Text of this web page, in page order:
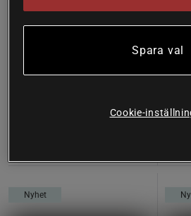
OAK Skivstångspaket Dam 15
Köp
OAK
Nyhet
Spara val
Cookie-